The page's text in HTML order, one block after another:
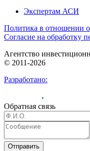
Экспертам АСИ
Политика в отношении
Согласие на обработку
Агентство
© 2011-2026
Разработано:
Обратная связь
Отправить